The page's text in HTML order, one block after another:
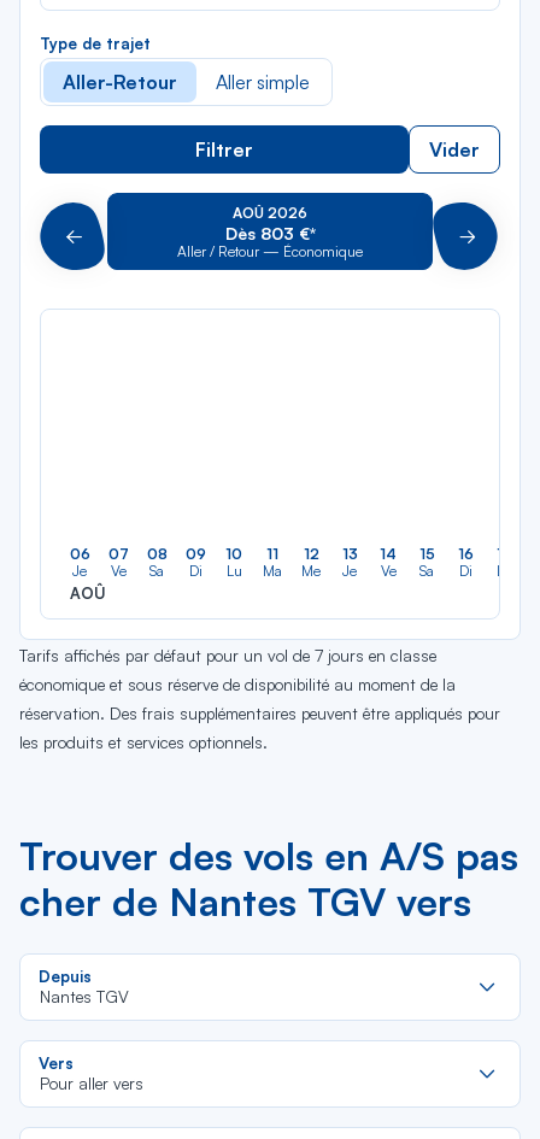
Type de trajet
Aller-Retour Aller simple
Filtrer Vider
Précédent
AOÛ 2026
Dès 803 €*
Aller / Retour — Économique Suivant
06
Je
AOÛ
07
Ve
08
Sa
09
Di
10
Lu
11
Ma
12
Me
13
Je
14
Ve
15
Sa
16
Di
17
Lu
Tarifs affichés par défaut pour un vol de 7 jours en classe
économique et sous réserve de disponibilité au moment de la
réservation. Des frais supplémentaires peuvent être appliqués pour
les produits et services optionnels.
Trouver des vols en A/S pas
cher de Nantes TGV vers
Depuis
Nantes TGV
Vers
Pour aller vers